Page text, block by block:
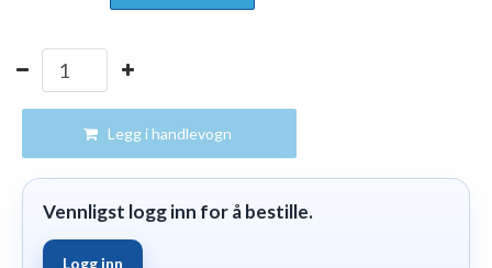
Legg i handlevogn
Vennligst logg inn for å bestille.
Logg inn